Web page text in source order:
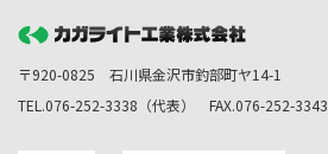
〒920-0825 石川県金沢市釣部町ヤ14-1
TEL.076-252-3338（代表） FAX.076-252-3343